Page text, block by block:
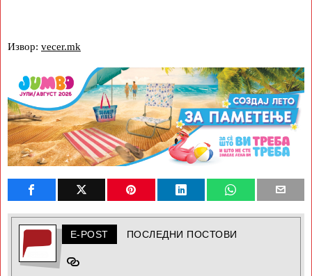
Извор: vecer.mk
E-POST ПОСЛЕДНИ ПОСТОВИ